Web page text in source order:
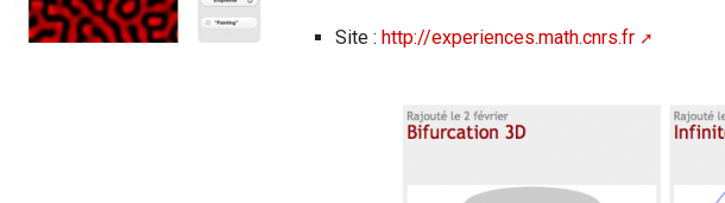
Site : http://experiences.math.cnrs.fr